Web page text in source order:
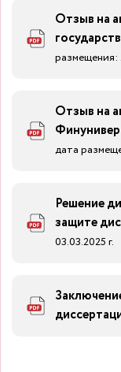
Отзыв на
размещения:
Отзыв на
дата
Решение
защите
03.03.2025 г.